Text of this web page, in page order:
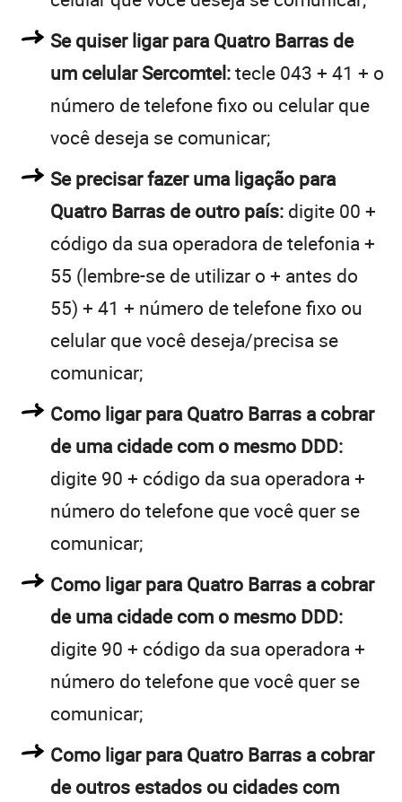
Se quiser ligar para Quatro Barras de
um celular Sercomtel:tecle 043 + 41 + o
número de telefone fixo ou celular que
você deseja se comunicar;
Se precisar fazer uma ligação para
Quatro Barras de outro país: digite 00 +
código da sua operadora de telefonia +
55 (lembre-se de utilizar o + antes do
55) + 41 + número de telefone fixo ou
celular que você deseja/precisa se
comunicar;
Como ligar para Quatro Barras a cobrar
de uma cidade com o mesmo DDD:
digite 90 + código da sua operadora +
número do telefone que você quer se
comunicar;
Como ligar para Quatro Barras a cobrar
de uma cidade com o mesmo DDD:
digite 90 + código da sua operadora +
número do telefone que você quer se
comunicar;
Como ligar para Quatro Barras a cobrar
de outros estados ou cidades com